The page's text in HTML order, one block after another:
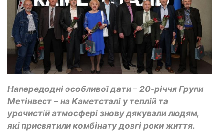
Напередодні особливої дати – 20-річчя Групи
Метінвест – на Каметсталі у теплій та
урочистій атмосфері знову дякували людям,
які присвятили комбінату довгі роки життя.